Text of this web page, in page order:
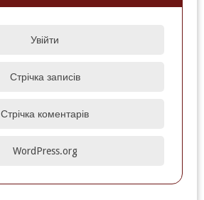
Увійти
Стрічка записів
Стрічка коментарів
WordPress.org